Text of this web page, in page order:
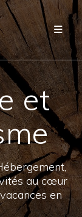
et
au cœur
en